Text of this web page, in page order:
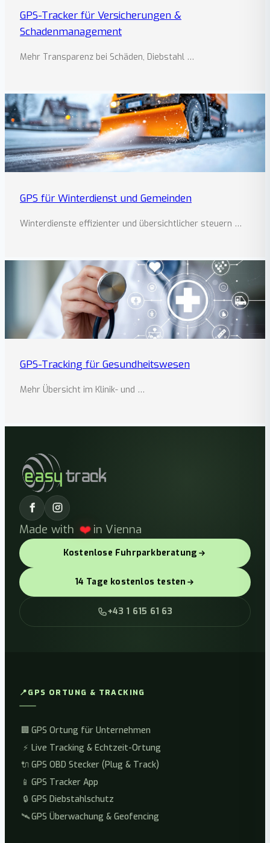
GPS-Tracker für Versicherungen &
Schadenmanagement
Mehr Transparenz bei Schäden, Diebstahl …
GPS für Winterdienst und Gemeinden
Winterdienste effizienter und übersichtlicher steuern …
GPS-Tracking für Gesundheitswesen
Mehr Übersicht im Klinik- und …
Made with ❤️ in Vienna
Kostenlose Fuhrparkberatung
14 Tage kostenlos testen
+43 1 615 61 63
📍GPS ORTUNG & TRACKING
🏢 GPS Ortung für Unternehmen
⚡ Live Tracking & Echtzeit-Ortung
🔌 GPS OBD Stecker (Plug & Track)
📱 GPS Tracker App
🔒 GPS Diebstahlschutz
🛰️GPS Überwachung & Geofencing